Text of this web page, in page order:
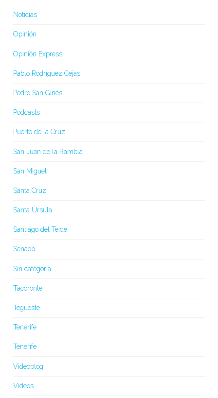
Noticias
Opinión
Opinión Express
Pablo Rodríguez Cejas
Pedro San Ginés
Podcasts
Puerto de la Cruz
San Juan de la Rambla
San Miguel
Santa Cruz
Santa Úrsula
Santiago del Teide
Senado
Sin categoría
Tacoronte
Tegueste
Tenerife
Tenerife
Videoblog
Vídeos